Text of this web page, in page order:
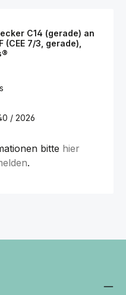
C14 (gerade) an
7/3, gerade),
/ 2026
bitte hier
.